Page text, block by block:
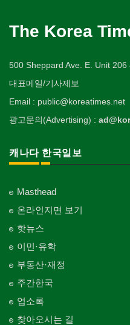
The Korea
500 Sheppard Ave. E. Unit
대표메일/기사제보
Email : public@koreatimes.net
광고문의(Advertising) :
캐나다 한국일보
Masthead
온라인지면 보기
핫뉴스
이민·유학
부동산·재정
주간한국
업소록
찾아오시는 길